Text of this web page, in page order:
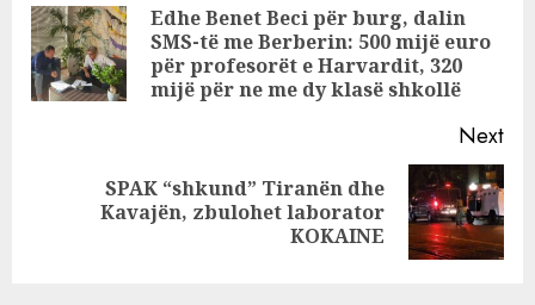
“shndërroi”
VILËN në
laborator droge!
ReadingEdhe Benet Beci për burg, dalin
SMS-të me Berberin: 500 mijë euro
për profesorët e Harvardit, 320
mijë për ne me dy klasë shkollë
Next
SPAK “shkund” Tiranën dhe
Kavajën, zbulohet laborator
KOKAINE